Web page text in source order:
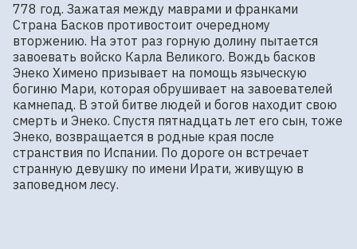
778 год. Зажатая между маврами и франками
Страна Басков противостоит очередному
вторжению. На этот раз горную долину пытается
завоевать войско Карла Великого. Вождь басков
Энеко Химено призывает на помощь языческую
богиню Мари, которая обрушивает на завоевателей
камнепад. В этой битве людей и богов находит свою
смерть и Энеко. Спустя пятнадцать лет его сын, тоже
Энеко, возвращается в родные края после
странствия по Испании. По дороге он встречает
странную девушку по имени Ирати, живущую в
заповедном лесу.